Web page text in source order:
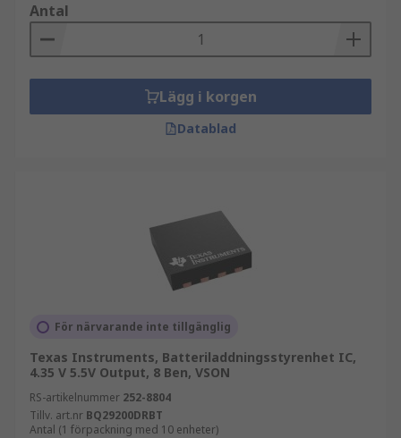
Antal
Lägg i korgen
Datablad
För närvarande inte tillgänglig
Texas Instruments, Batteriladdningsstyrenhet IC,
4.35 V 5.5V Output, 8 Ben, VSON
RS-artikelnummer 252-8804
Tillv. art.nr BQ29200DRBT
Antal (1 förpackning med 10 enheter)